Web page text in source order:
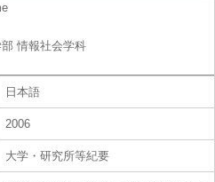
情報社会学科
日本語
2006
大学・研究所等紀要